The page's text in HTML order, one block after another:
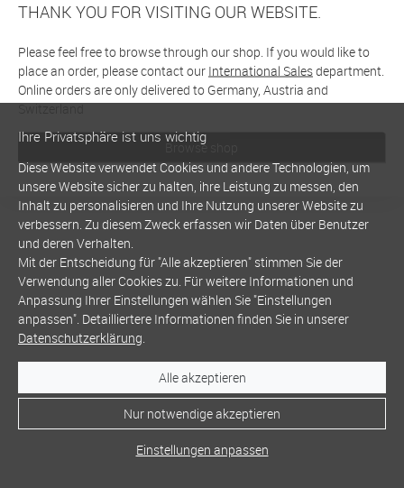
THANK YOU FOR VISITING OUR WEBSITE.
Please feel free to browse through our shop. If you would like to
place an order, please contact our International Salesdepartment.
Online orders are only delivered to Germany, Austria and
Switzerland
Browse shop
Ihre Privatsphäre ist uns wichtig
Diese Website verwendet Cookies und andere Technologien, um
unsere Website sicher zu halten, ihre Leistung zu messen, den
Inhalt zu personalisieren und Ihre Nutzung unserer Website zu
verbessern. Zu diesem Zweck erfassen wir Daten über Benutzer
und deren Verhalten.
Mit der Entscheidung für "Alle akzeptieren" stimmen Sie der
Verwendung aller Cookies zu. Für weitere Informationen und
Anpassung Ihrer Einstellungen wählen Sie "Einstellungen
anpassen". Detailliertere Informationen finden Sie in unserer
Datenschutzerklärung.
Alle akzeptieren
Nur notwendige akzeptieren
Einstellungen anpassen